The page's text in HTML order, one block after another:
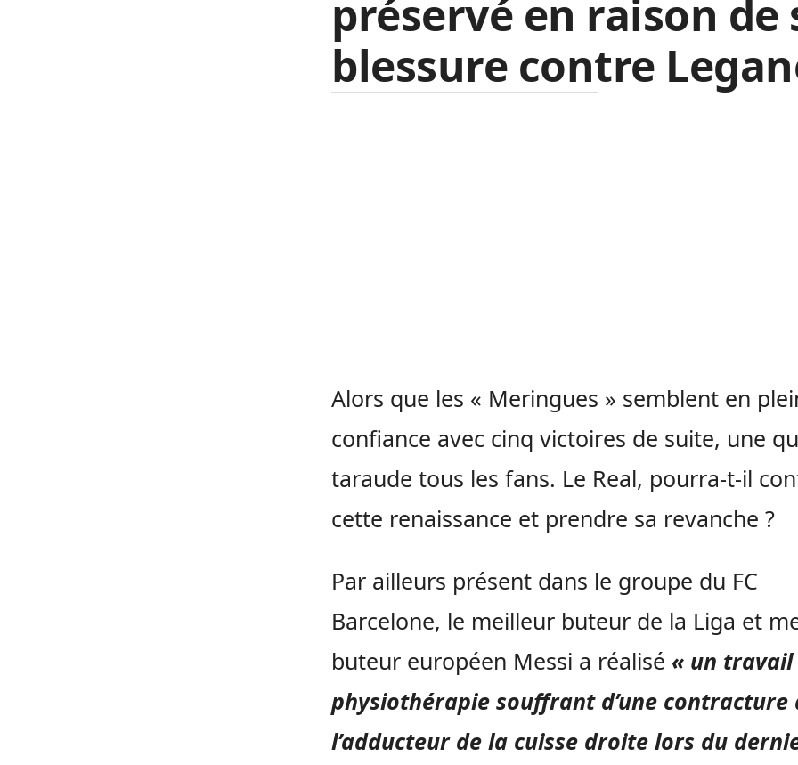
préservé en raison de
blessure contre
Alors que les « Meringues » semblent en
confiance avec cinq victoires de suite, une
taraude tous les fans. Le Real, pourra-t-il
cette renaissance et prendre sa revanche ?
Par ailleurs présent dans le groupe du FC
Barcelone, le meilleur buteur de la Liga et
buteur européen Messi a réalisé « un travail
physiothérapie souffrant d’une contracture
l’adducteur de la cuisse droite lors du